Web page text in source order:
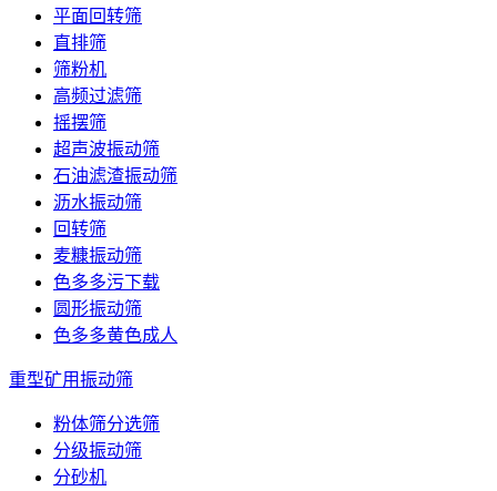
平面回转筛
直排筛
筛粉机
高频过滤筛
摇摆筛
超声波振动筛
石油滤渣振动筛
沥水振动筛
回转筛
麦糠振动筛
色多多污下载
圆形振动筛
色多多黄色成人
重型矿用振动筛
粉体筛分选筛
分级振动筛
分砂机